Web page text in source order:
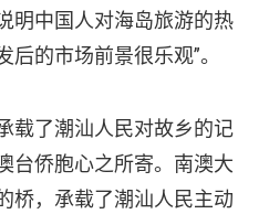
明中国人对海岛旅游的热
的市场前景很乐观”。
载了潮汕人民对故乡的记
台侨胞心之所寄。南澳大
桥，承载了潮汕人民主动